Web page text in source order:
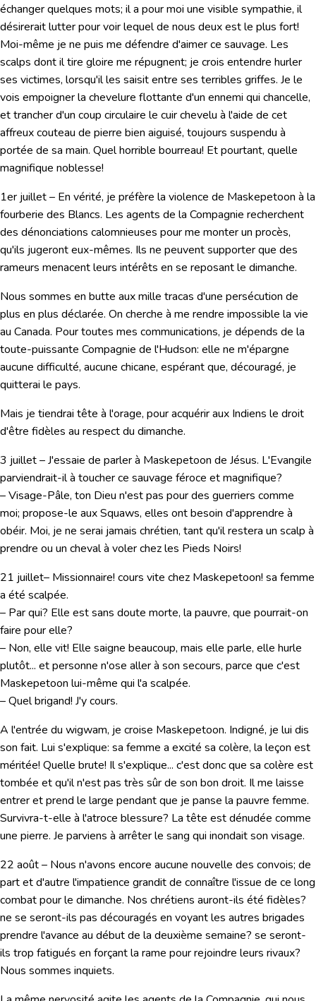
échanger quelques mots; il a pour moi une visible sympathie, il
désirerait lutter pour voir lequel de nous deux est le plus fort!
Moi-même je ne puis me défendre d'aimer ce sauvage. Les
scalps dont il tire gloire me répugnent; je crois entendre hurler
ses victimes, lorsqu'il les saisit entre ses terribles griffes. Je le
vois empoigner la chevelure flottante d'un ennemi qui chancelle,
et trancher d'un coup circulaire le cuir chevelu à l'aide de cet
affreux couteau de pierre bien aiguisé, toujours suspendu à
portée de sa main. Quel horrible bourreau! Et pourtant, quelle
magnifique noblesse!
1er juillet– En vérité, je préfère la violence de Maskepetoon à la
fourberie des Blancs. Les agents de la Compagnie recherchent
des dénonciations calomnieuses pour me monter un procès,
qu'ils jugeront eux-mêmes. Ils ne peuvent supporter que des
rameurs menacent leurs intérêts en se reposant le dimanche.
Nous sommes en butte aux mille tracas d'une persécution de
plus en plus déclarée. On cherche à me rendre impossible la vie
au Canada. Pour toutes mes communications, je dépends de la
toute-puissante Compagnie de l'Hudson: elle ne m'épargne
aucune difficulté, aucune chicane, espérant que, découragé, je
quitterai le pays.
Mais je tiendrai tête à l'orage, pour acquérir aux Indiens le droit
d'être fidèles au respect du dimanche.
3 juillet– J'essaie de parler à Maskepetoon de Jésus. L'Evangile
parviendrait-il à toucher ce sauvage féroce et magnifique?
– Visage-Pâle, ton Dieu n'est pas pour des guerriers comme
moi; propose-le aux Squaws, elles ont besoin d'apprendre à
obéir. Moi, je ne serai jamais chrétien, tant qu'il restera un scalp à
prendre ou un cheval à voler chez les Pieds Noirs!
21 juillet– Missionnaire! cours vite chez Maskepetoon! sa femme
a été scalpée.
– Par qui? Elle est sans doute morte, la pauvre, que pourrait-on
faire pour elle?
– Non, elle vit! Elle saigne beaucoup, mais elle parle, elle hurle
plutôt... et personne n'ose aller à son secours, parce que c'est
Maskepetoon lui-même qui l'a scalpée.
– Quel brigand! J'y cours.
A l'entrée du wigwam, je croise Maskepetoon. Indigné, je lui dis
son fait. Lui s'explique: sa femme a excité sa colère, la leçon est
méritée! Quelle brute! Il s'explique... c'est donc que sa colère est
tombée et qu'il n'est pas très sûr de son bon droit. Il me laisse
entrer et prend le large pendant que je panse la pauvre femme.
Survivra-t-elle à l'atroce blessure? La tête est dénudée comme
une pierre. Je parviens à arrêter le sang qui inondait son visage.
22 août– Nous n'avons encore aucune nouvelle des convois; de
part et d'autre l'impatience grandit de connaître l'issue de ce long
combat pour le dimanche. Nos chrétiens auront-ils été fidèles?
ne se seront-ils pas découragés en voyant les autres brigades
prendre l'avance au début de la deuxième semaine? se seront-
ils trop fatigués en forçant la rame pour rejoindre leurs rivaux?
Nous sommes inquiets.